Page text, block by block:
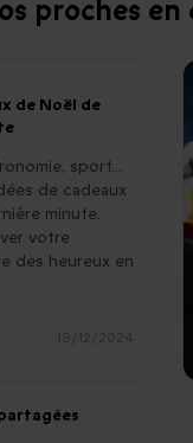
proches
de Noël de
sport...
de cadeaux
minute.
votre
des heureux en
19/12/2024